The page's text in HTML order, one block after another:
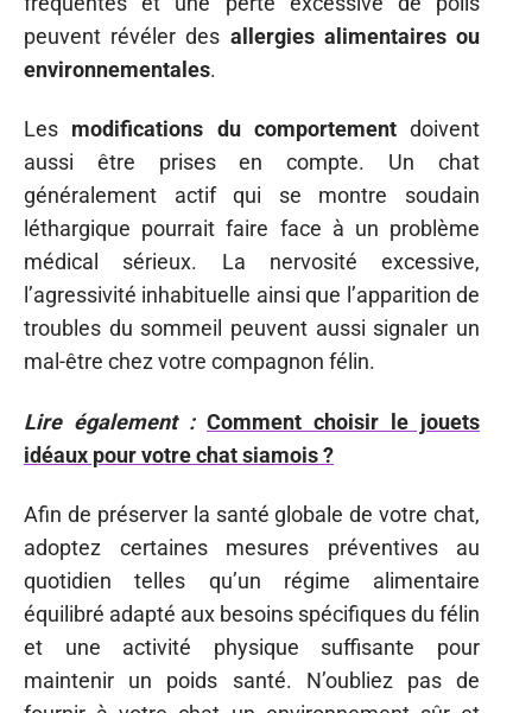
peuvent révéler des allergies alimentaires ou
environnementales.
Les modifications du comportementdoivent
aussi être prises en compte. Un chat
généralement actif qui se montre soudain
léthargique pourrait faire face à un problème
médical sérieux. La nervosité excessive,
l’agressivité inhabituelle ainsi que l’apparition de
troubles du sommeil peuvent aussi signaler un
mal-être chez votre compagnon félin.
Lire également : Comment choisir le jouets
idéaux pour votre chat siamois ?
Afin de préserver la santé globale de votre chat,
adoptez certaines mesures préventives au
quotidien telles qu’un régime alimentaire
équilibré adapté aux besoins spécifiques du félin
et une activité physique suffisante pour
maintenir un poids santé. N’oubliez pas de